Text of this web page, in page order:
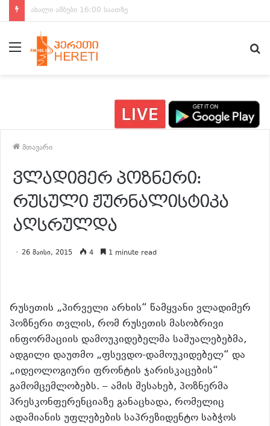
ახალი ამბები 15:00 საათზე
მენიუ
მთავარი
ვლადიმერ პოზნერი:
რუსული ჟურნალისტიკა
აღსრულდა
26 მაისი, 2015 4 1 minute read
რუსეთის „პირველი არხის“ წამყვანი ვლადიმერ
პოზნერი თვლის, რომ რუსეთის მასობრივი
ინფორმაციის დამოუკიდებელმა საშუალებებმა,
ადგილი დაუთმო „ფსევდო-დამოუკიდებელ“ და
„იდეოლოგიური ფრონტის ჯარისკაცების“
გამომცემლობებს. – ამის შესახებ, პოზნერმა
პრესკონფერენციაზე განაცხადა, რომელიც
ადამიანის უფლებების საპრეზიდენტო საბჭოს